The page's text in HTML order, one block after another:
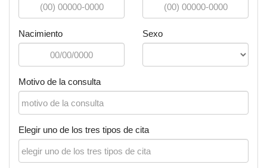
Nacimiento Sexo
Motivo de la consulta
Elegir uno de los tres tipos de cita